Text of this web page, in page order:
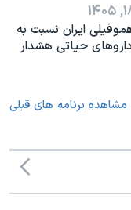
ایران نسبت به
حیاتی هشدار
مشاهده برنامه های قبلی